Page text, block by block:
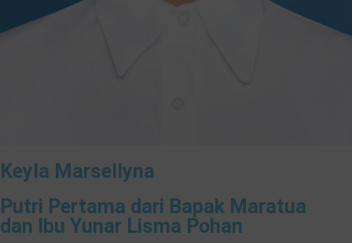
Keyla Marsellyna
Putri Pertama dari Bapak Maratua
dan Ibu Yunar Lisma Pohan